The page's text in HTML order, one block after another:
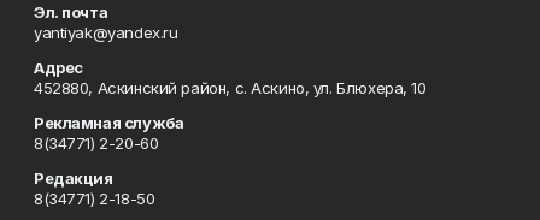
Эл. почта
yantiyak@yandex.ru
Адрес
452880, Аскинский район, с. Аскино, ул. Блюхера, 10
Рекламная служба
8(34771) 2-20-60
Редакция
8(34771) 2-18-50